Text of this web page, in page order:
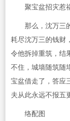
聚宝盆招灾惹
那么，沈万三的
耗尽沈万三的钱财
令他拆掉重筑，结
不住，城墙随筑随
宝盆借走了，答应
夫从此永远不报五
络配图